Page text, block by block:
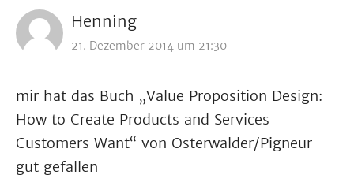
Henning
21. Dezember 2014 um 21:30
mir hat das Buch „Value Proposition Design:
How to Create Products and Services
Customers Want“ von Osterwalder/Pigneur
gut gefallen